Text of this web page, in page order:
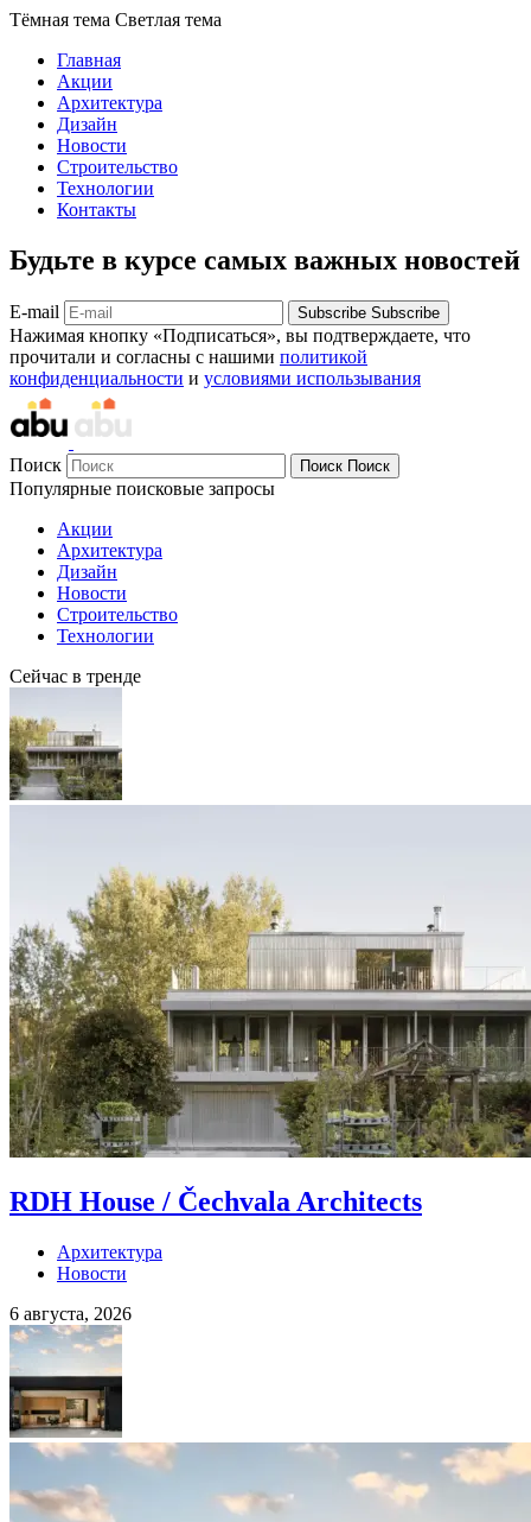
Тёмная тема Светлая тема
Главная
Акции
Архитектура
Дизайн
Новости
Строительство
Технологии
Контакты
Будьте в курсе самых важных новостей
E-mail Subscribe Subscribe
Нажимая кнопку «Подписаться», вы подтверждаете, что
прочитали и согласны с нашими политикой
конфиденциальности и условиями использывания
Поиск Поиск Поиск
Популярные поисковые запросы
Акции
Архитектура
Дизайн
Новости
Строительство
Технологии
Сейчас в тренде
RDH House / Čechvala Architects
Архитектура
Новости
6 августа, 2026